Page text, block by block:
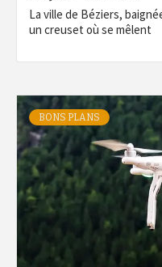
La ville de Béziers,
un creuset où se mêlent
BONS PLANS